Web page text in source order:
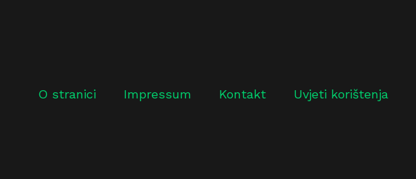
O stranici Impressum Kontakt Uvjeti korištenja